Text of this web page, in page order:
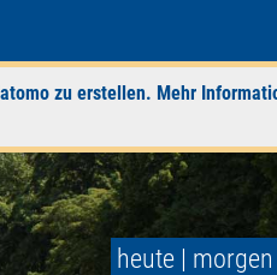
zu erstellen. Mehr
heute | morgen